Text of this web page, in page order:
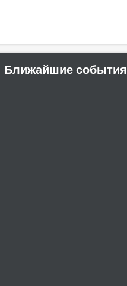
Ближайшие события